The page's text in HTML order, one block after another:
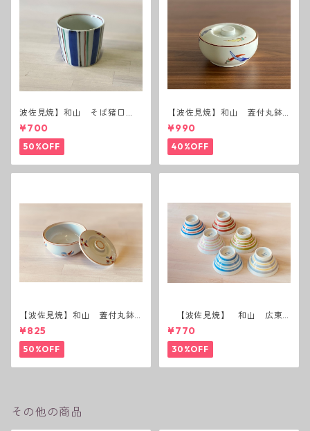
波佐見焼】和山 そば猪口
（十草）
¥700
50%OFF
【波佐見焼】和山 蓋付丸鉢
(唐辛子)
¥990
40%OFF
【波佐見焼】和山 蓋付丸鉢
(花絵)
¥825
50%OFF
【波佐見焼】 和山 広東
碗 二色ボーダー 全6パター
ン
¥770
30%OFF
その他の商品